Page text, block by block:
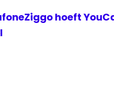
hoeft